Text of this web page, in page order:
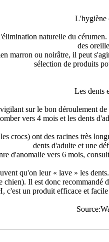
L'hygiène
naturelle du
des
marron ou noirâtre, il peut
sélection de produits
Les dents
sur le bon déroulement
vers 4 mois et les dents
crocs) ont des racines très
dents d'adulte et une
d'anomalie vers 6 mois,
qu'on leur « lave » les
Il est donc
c'est un produit efficace et